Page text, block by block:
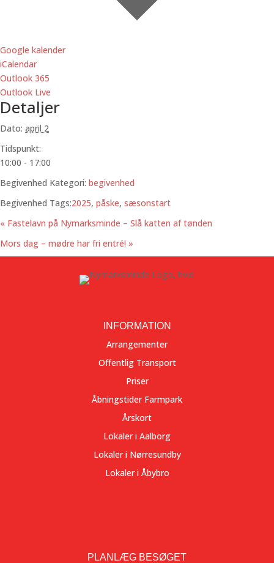
Google kalender
iCalendar
Outlook 365
Outlook Live
Detaljer
Dato: april 2
Tidspunkt:
10:00 - 17:00
Begivenhed Kategori: begivenhed
Begivenhed Tags:2025, påske, sæsonstart
« Fastelavn på Nymarksminde – Slå katten af tønden
Mors dag – mødre har fri entré! »
INFORMATION
Arrangementer
Offentlig Transport
Priser
Åbningstider Farmpark
Årskort
Lokaler i Aalborg
Lokaler i Nørresundby
Lokaler i Åbybro
PLANLÆG BESØGET